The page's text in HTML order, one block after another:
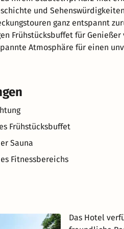
und
ganz entspannt
Frühstücksbuffet für
Atmosphäre für einen
Frühstücksbuffet
Sauna
Fitnessbereichs
Das Hotel